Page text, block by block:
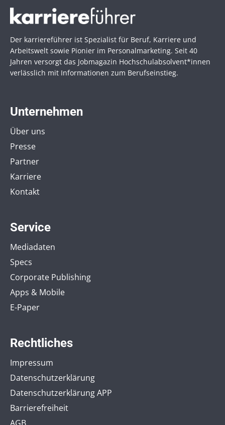
Der karriereführer ist Spezialist für Beruf, Karriere und
Arbeitswelt sowie Pionier im Personal­marketing. Seit 40
Jahren versorgt das Jobmagazin Hochschul­absolvent*innen
verlässlich mit Informationen zum Berufseinstieg.
Unternehmen
Über uns
Presse
Partner
Karriere
Kontakt
Service
Mediadaten
Specs
Corporate Publishing
Apps & Mobile
E-Paper
Rechtliches
Impressum
Datenschutzerklärung
Datenschutzerklärung APP
Barrierefreiheit